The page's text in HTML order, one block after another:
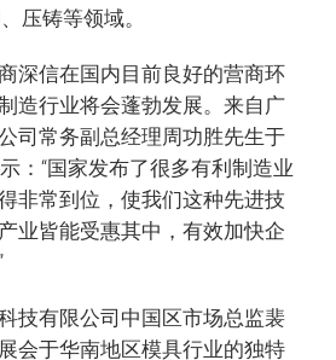
压铸等领域。
深信在国内目前良好的营商环
造行业将会蓬勃发展。来自广
司常务副总经理周功胜先生于
：“国家发布了很多有利制造业
非常到位，使我们这种先进技
业皆能受惠其中，有效加快企
技有限公司中国区市场总监裴
会于华南地区模具行业的独特